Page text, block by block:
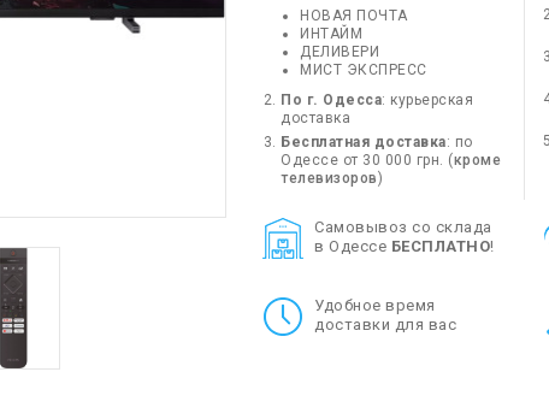
НОВАЯ ПОЧТА
ИНТАЙМ
ДЕЛИВЕРИ
МИСТ ЭКСПРЕСС
По г. Одесса: курьерская
доставка
Бесплатная доставка: по
Одессе от 30 000 грн. (кроме
телевизоров)
Cамовывоз со склада
в Одессе БЕСПЛАТНО!
Удобное время
доставки для вас